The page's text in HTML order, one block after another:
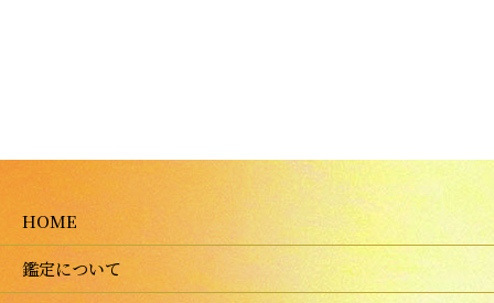
HOME
鑑定について